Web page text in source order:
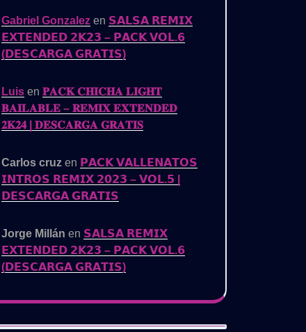
Gabriel Gonzalez en 𝗦𝗔𝗟𝗦𝗔 𝗥𝗘𝗠𝗜𝗫
𝗘𝗫𝗧𝗘𝗡𝗗𝗘𝗗 𝟮𝗞𝟮𝟯 – 𝗣𝗔𝗖𝗞 𝗩𝗢𝗟.𝟲
(𝗗𝗘𝗦𝗖𝗔𝗥𝗚𝗔 𝗚𝗥𝗔𝗧𝗜𝗦)
Luis en 𝐏𝐀𝐂𝐊 𝐂𝐇𝐈𝐂𝐇𝐀 𝐋𝐈𝐆𝐇𝐓
𝐁𝐀𝐈𝐋𝐀𝐁𝐋𝐄 – 𝐑𝐄𝐌𝐈𝐗 𝐄𝐗𝐓𝐄𝐍𝐃𝐄𝐃
𝟐𝐊𝟐𝟒 | 𝐃𝐄𝐒𝐂𝐀𝐑𝐆𝐀 𝐆𝐑𝐀𝐓𝐈𝐒
Carlos cruz en 𝗣𝗔𝗖𝗞 𝗩𝗔𝗟𝗟𝗘𝗡𝗔𝗧𝗢𝗦
𝗜𝗡𝗧𝗥𝗢𝗦 𝗥𝗘𝗠𝗜𝗫 𝟮𝟬𝟮𝟯 – 𝗩𝗢𝗟.𝟱 |
𝗗𝗘𝗦𝗖𝗔𝗥𝗚𝗔 𝗚𝗥𝗔𝗧𝗜𝗦
Jorge Millán en 𝗦𝗔𝗟𝗦𝗔 𝗥𝗘𝗠𝗜𝗫
𝗘𝗫𝗧𝗘𝗡𝗗𝗘𝗗 𝟮𝗞𝟮𝟯 – 𝗣𝗔𝗖𝗞 𝗩𝗢𝗟.𝟲
(𝗗𝗘𝗦𝗖𝗔𝗥𝗚𝗔 𝗚𝗥𝗔𝗧𝗜𝗦)